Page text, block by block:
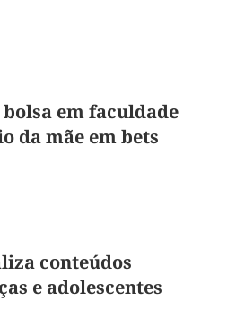
em faculdade
da mãe em bets
conteúdos
e adolescentes